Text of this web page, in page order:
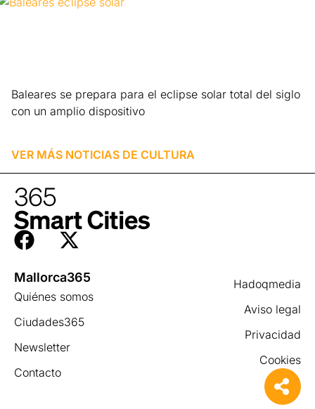
Baleares se prepara para el eclipse solar total del siglo
con un amplio dispositivo
VER MÁS NOTICIAS DE CULTURA
Hadoqmedia
Aviso legal
Privacidad
Cookies
Mallorca365
Quiénes somos
Ciudades365
Newsletter
Contacto